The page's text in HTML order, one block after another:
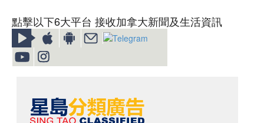
點擊以下6大平台 接收加拿大新聞及生活資訊